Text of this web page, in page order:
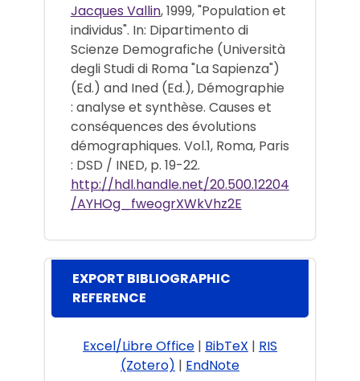
Jacques Vallin, 1999, "Population et
individus". In: Dipartimento di
Scienze Demografiche (Università
degli Studi di Roma "La Sapienza")
(Ed.) and Ined (Ed.), Démographie
: analyse et synthèse. Causes et
conséquences des évolutions
démographiques. Vol.1, Roma, Paris
: DSD / INED, p. 19-22.
http://hdl.handle.net/20.500.12204
/AYHOg_fweogrXWkVhz2E
EXPORT BIBLIOGRAPHIC
REFERENCE
Excel/Libre Office | BibTeX | RIS
(Zotero) | EndNote